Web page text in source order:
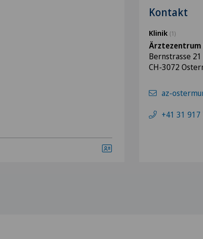
Kontakt
Klinik (1)
Ärztezentrum
Bernstrasse 21
CH-3072
az-
+41 31 917